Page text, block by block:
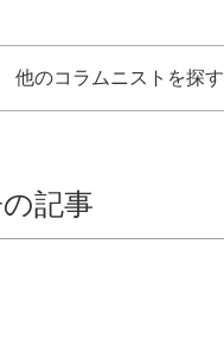
他のコラムニストを探す
記事